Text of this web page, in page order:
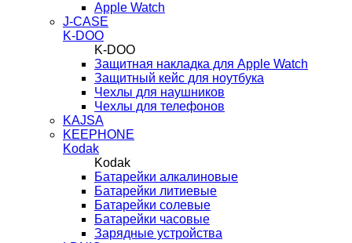
Apple Watch
J-CASE
K-DOO
K-DOO
Защитная накладка для Apple Watch
Защитный кейс для ноутбука
Чехлы для наушников
Чехлы для телефонов
KAJSA
KEEPHONE
Kodak
Kodak
Батарейки алкалиновые
Батарейки литиевые
Батарейки солевые
Батарейки часовые
Зарядные устройства